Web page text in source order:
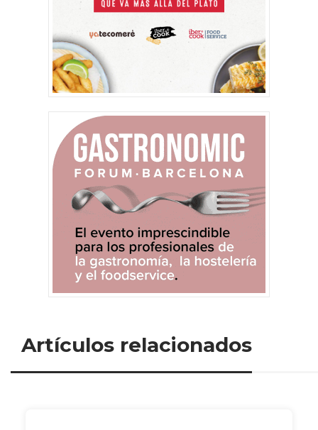
Artículos relacionados